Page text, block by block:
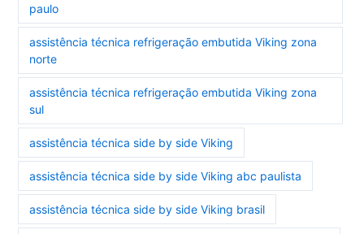
paulo
assistência técnica refrigeração embutida Viking zona
norte
assistência técnica refrigeração embutida Viking zona
sul
assistência técnica side by side Viking
assistência técnica side by side Viking abc paulista
assistência técnica side by side Viking brasil